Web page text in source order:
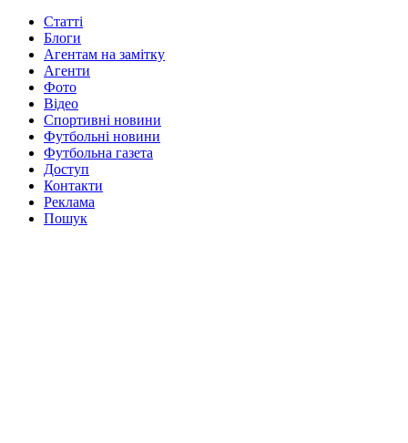
Статті
Блоги
Агентам на замітку
Агенти
Фото
Відео
Спортивні новини
Футбольні новини
Футбольна газета
Доступ
Контакти
Реклама
Пошук